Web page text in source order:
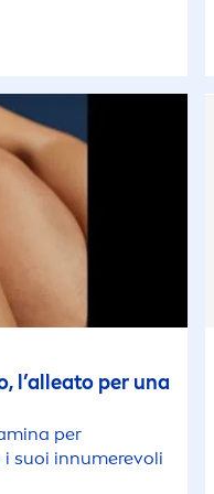
l’alleato per una
a per
i suoi innumerevoli